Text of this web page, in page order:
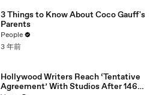
3 Things to Know About Coco Gauff's
Parents
People
3 年前
Hollywood Writers Reach ‘Tentative
Agreement’ With Studios After 146